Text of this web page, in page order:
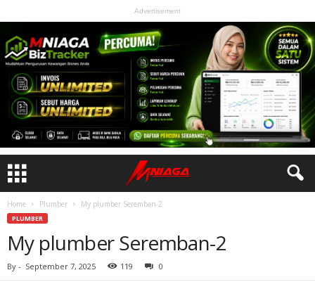
Advertisement
Home Plumber My plumber Seremban-2
PLUMBER
My plumber Seremban-2
By - September 7, 2025 119 0